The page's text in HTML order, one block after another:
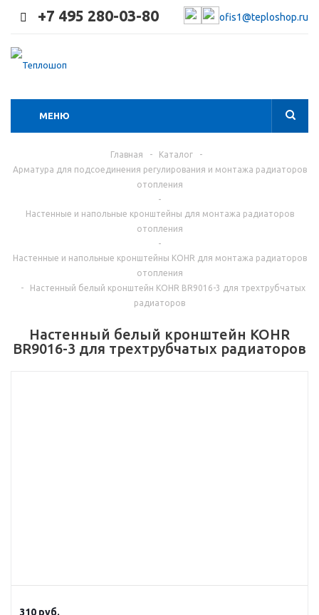
+7 495 280-03-80 ofis1@teploshop.ru
МЕНЮ
Главная - Каталог
-
Арматура для подсоединения регулирования и монтажа радиаторов
отопления
-
Настенные и напольные кронштейны для монтажа радиаторов
отопления
-
Настенные и напольные кронштейны KOHR для монтажа радиаторов
отопления
-
Настенный белый кронштейн KOHR BR9016-3 для трехтрубчатых
радиаторов
Настенный белый кронштейн KOHR
BR9016-3 для трехтрубчатых радиаторов
310 руб.